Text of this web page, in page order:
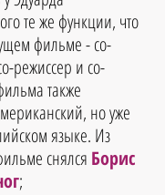
те же функции, что
фильме - со-
режиссер и со-
также
но уже
языке. Из
снялся Борис
;